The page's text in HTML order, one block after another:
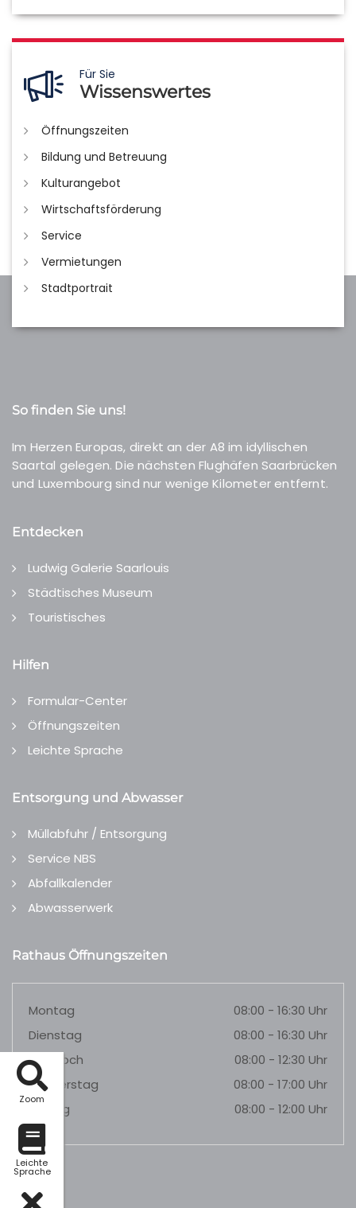
Zoom
Leichte
Sprache
Für Sie
Wissenswertes
Öffnungszeiten
Bildung und Betreuung
Kulturangebot
Wirtschaftsförderung
Service
Vermietungen
Stadtportrait
So finden Sie uns!
Im Herzen Europas, direkt an der A8 im idyllischen
Saartal gelegen. Die nächsten Flughäfen Saarbrücken
und Luxembourg sind nur wenige Kilometer entfernt.
Entdecken
Ludwig Galerie Saarlouis
Städtisches Museum
Touristisches
Hilfen
Formular-Center
Öffnungszeiten
Leichte Sprache
Entsorgung und Abwasser
Müllabfuhr / Entsorgung
Service NBS
Abfallkalender
Abwasserwerk
Rathaus Öffnungszeiten
Montag
08:00 - 16:30 Uhr
Dienstag
08:00 - 16:30 Uhr
Mittwoch
08:00 - 12:30 Uhr
Donnerstag
08:00 - 17:00 Uhr
Freitag
08:00 - 12:00 Uhr